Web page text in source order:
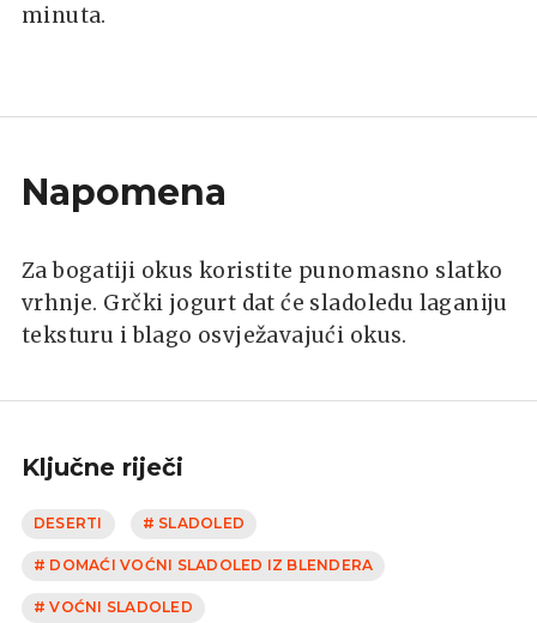
minuta.
Napomena
Za bogatiji okus koristite punomasno slatko
vrhnje. Grčki jogurt dat će sladoledu laganiju
teksturu i blago osvježavajući okus.
Ključne riječi
DESERTI # SLADOLED
# DOMAĆI VOĆNI SLADOLED IZ BLENDERA
# VOĆNI SLADOLED